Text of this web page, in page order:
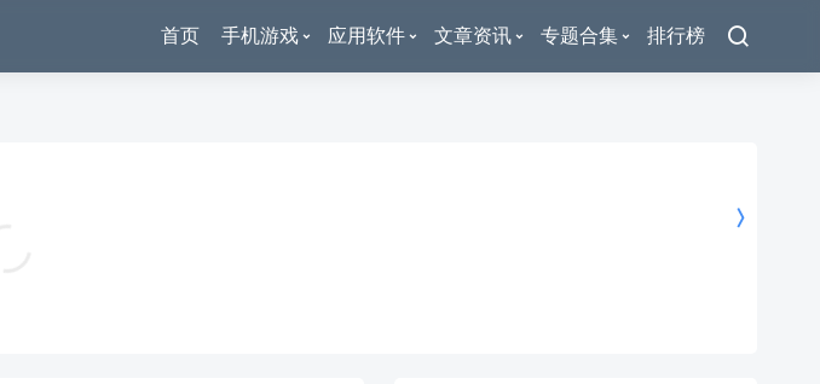
首页 手机游戏 应用软件 文章资讯 专题合集 排行榜